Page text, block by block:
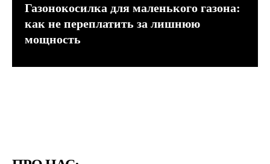
Газонокосилка для маленького газона:
как не переплатить за лишнюю
мощность